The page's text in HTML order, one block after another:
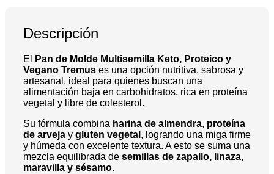
g,
Tremus
Proteico
450
g,
Tremus
cantidad
Descripción
El
Pan de Molde Multisemilla Keto, Proteico y
Vegano Tremus es una opción nutritiva, sabrosa y
artesanal, ideal para quienes buscan una
alimentación baja en carbohidratos, rica en proteína
vegetal y libre de colesterol.
Su fórmula combina harina de almendra, proteína
de arveja y gluten vegetal , logrando una miga firme
y húmeda con excelente textura. A esto se suma una
mezcla equilibrada de semillas de zapallo, linaza,
maravilla y sésamo.